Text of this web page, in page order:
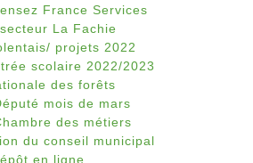
France Services
La Fachie
projets 2022
scolaire 2022/2023
des forêts
mois de mars
des métiers
du conseil municipal
en ligne